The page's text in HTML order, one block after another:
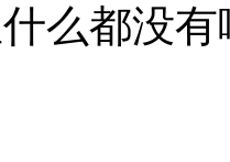
么都没有